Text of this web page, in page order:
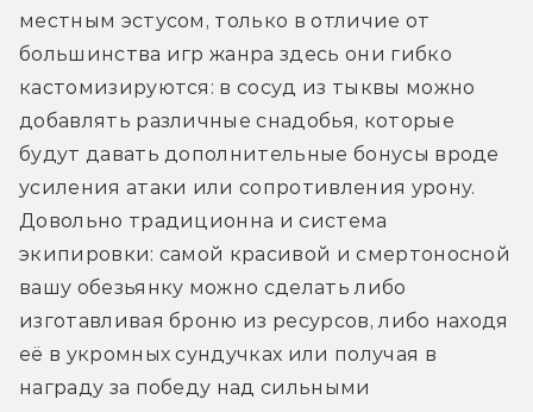
местным эстусом, только в отличие от
большинства игр жанра здесь они гибко
кастомизируются: в сосуд из тыквы можно
добавлять различные снадобья, которые
будут давать дополнительные бонусы вроде
усиления атаки или сопротивления урону.
Довольно традиционна и система
экипировки: самой красивой и смертоносной
вашу обезьянку можно сделать либо
изготавливая броню из ресурсов, либо находя
её в укромных сундучках или получая в
награду за победу над сильными